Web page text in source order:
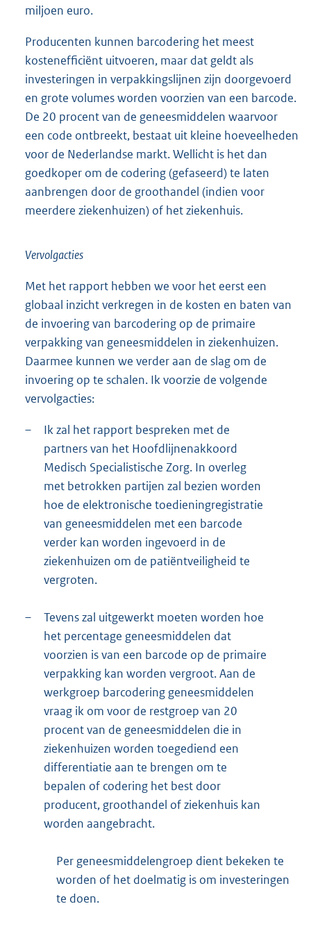
miljoen euro.
Producenten kunnen barcodering het meest
kostenefficiënt uitvoeren, maar dat geldt als
investeringen in verpakkingslijnen zijn doorgevoerd
en grote volumes worden voorzien van een barcode.
De 20 procent van de geneesmiddelen waarvoor
een code ontbreekt, bestaat uit kleine hoeveelheden
voor de Nederlandse markt. Wellicht is het dan
goedkoper om de codering (gefaseerd) te laten
aanbrengen door de groothandel (indien voor
meerdere ziekenhuizen) of het ziekenhuis.
Vervolgacties
Met het rapport hebben we voor het eerst een
globaal inzicht verkregen in de kosten en baten van
de invoering van barcodering op de primaire
verpakking van geneesmiddelen in ziekenhuizen.
Daarmee kunnen we verder aan de slag om de
invoering op te schalen. Ik voorzie de volgende
vervolgacties:
–
Ik zal het rapport bespreken met de
partners van het Hoofdlijnenakkoord
Medisch Specialistische Zorg. In overleg
met betrokken partijen zal bezien worden
hoe de elektronische toedieningregistratie
van geneesmiddelen met een barcode
verder kan worden ingevoerd in de
ziekenhuizen om de patiëntveiligheid te
vergroten.
–
Tevens zal uitgewerkt moeten worden hoe
het percentage geneesmiddelen dat
voorzien is van een barcode op de primaire
verpakking kan worden vergroot. Aan de
werkgroep barcodering geneesmiddelen
vraag ik om voor de restgroep van 20
procent van de geneesmiddelen die in
ziekenhuizen worden toegediend een
differentiatie aan te brengen om te
bepalen of codering het best door
producent, groothandel of ziekenhuis kan
worden aangebracht.
Per geneesmiddelengroep dient bekeken te
worden of het doelmatig is om investeringen
te doen.